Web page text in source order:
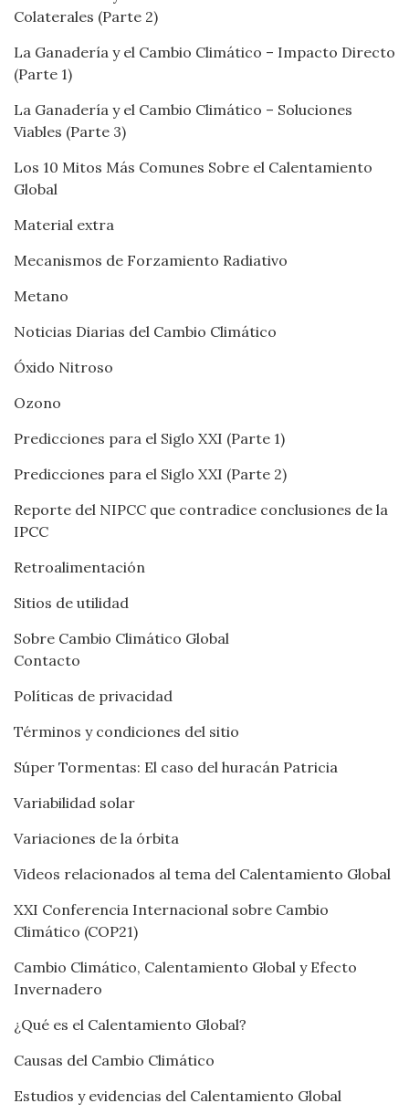
Colaterales (Parte 2)
La Ganadería y el Cambio Climático – Impacto Directo
(Parte 1)
La Ganadería y el Cambio Climático – Soluciones
Viables (Parte 3)
Los 10 Mitos Más Comunes Sobre el Calentamiento
Global
Material extra
Mecanismos de Forzamiento Radiativo
Metano
Noticias Diarias del Cambio Climático
Óxido Nitroso
Ozono
Predicciones para el Siglo XXI (Parte 1)
Predicciones para el Siglo XXI (Parte 2)
Reporte del NIPCC que contradice conclusiones de la
IPCC
Retroalimentación
Sitios de utilidad
Sobre Cambio Climático Global
Contacto
Políticas de privacidad
Términos y condiciones del sitio
Súper Tormentas: El caso del huracán Patricia
Variabilidad solar
Variaciones de la órbita
Videos relacionados al tema del Calentamiento Global
XXI Conferencia Internacional sobre Cambio
Climático (COP21)
Cambio Climático, Calentamiento Global y Efecto
Invernadero
¿Qué es el Calentamiento Global?
Causas del Cambio Climático
Estudios y evidencias del Calentamiento Global